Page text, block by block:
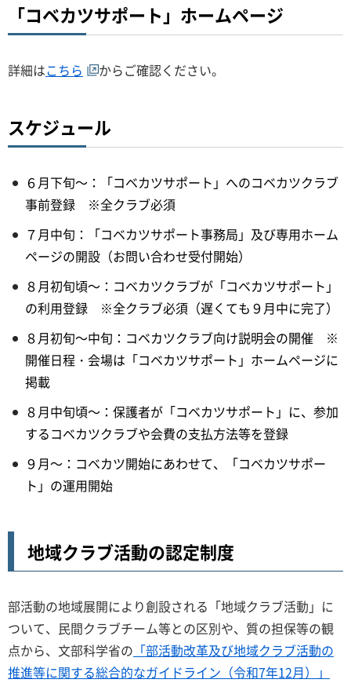
「コベカツサポート」ホームページ
詳細はこちら からご確認ください。
スケジュール
６月下旬～：「コベカツサポート」へのコベカツクラブ
事前登録 ※全クラブ必須
７月中旬：「コベカツサポート事務局」及び専用ホーム
ページの開設（お問い合わせ受付開始）
８月初旬頃～：コベカツクラブが「コベカツサポート」
の利用登録 ※全クラブ必須（遅くても９月中に完了）
８月初旬～中旬：コベカツクラブ向け説明会の開催 ※
開催日程・会場は「コベカツサポート」ホームページに
掲載
８月中旬頃～：保護者が「コベカツサポート」に、参加
するコベカツクラブや会費の支払方法等を登録
９月～：コベカツ開始にあわせて、「コベカツサポー
ト」の運用開始
地域クラブ活動の認定制度
部活動の地域展開により創設される「地域クラブ活動」に
ついて、民間クラブチーム等との区別や、質の担保等の観
点から、文部科学省の 「部活動改革及び地域クラブ活動の
推進等に関する総合的なガイドライン（令和7年12月）」